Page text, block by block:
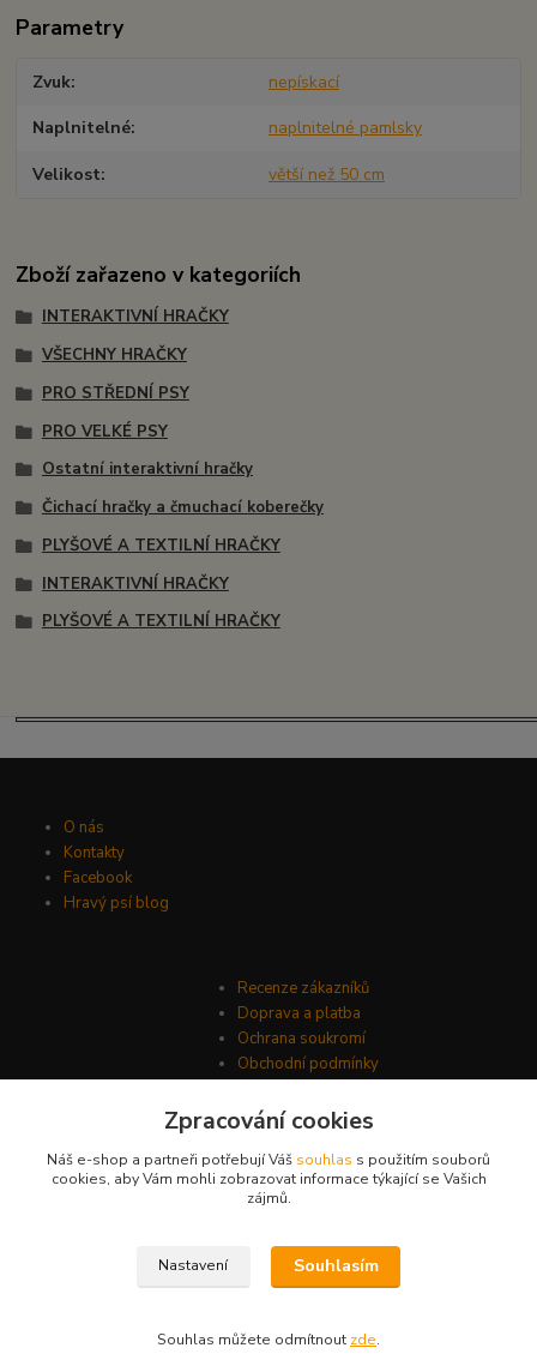
Parametry
Zvuk nepískací
Naplnitelné naplnitelné pamlsky
Velikost větší než 50 cm
Zboží zařazeno v kategoriích
INTERAKTIVNÍ HRAČKY
VŠECHNY HRAČKY
PRO STŘEDNÍ PSY
PRO VELKÉ PSY
Ostatní interaktivní hračky
Čichací hračky a čmuchací koberečky
PLYŠOVÉ A TEXTILNÍ HRAČKY
INTERAKTIVNÍ HRAČKY
PLYŠOVÉ A TEXTILNÍ HRAČKY
O nás
Kontakty
Facebook
Hravý psí blog
Recenze zákazníků
Doprava a platba
Ochrana soukromí
Obchodní podmínky
© Psí-hračky.cz 2026
Zpracování cookies
Náš e-shop a partneři potřebují Váš souhlas s použitím souborů
cookies, aby Vám mohli zobrazovat informace týkající se Vašich
zájmů.
Nastavení Souhlasím
Souhlas můžete odmítnout zde.